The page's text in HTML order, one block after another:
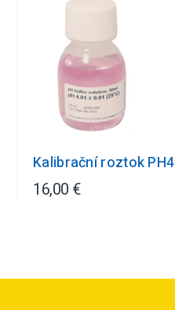
Kalibrační roztok PH4
16,00 €